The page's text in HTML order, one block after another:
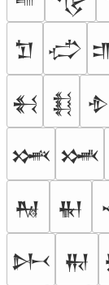
𒈣 𒈤
𒈬 𒈭 𒈮
𒈴 𒈵
𒈼 𒈽
𒉄 𒉅